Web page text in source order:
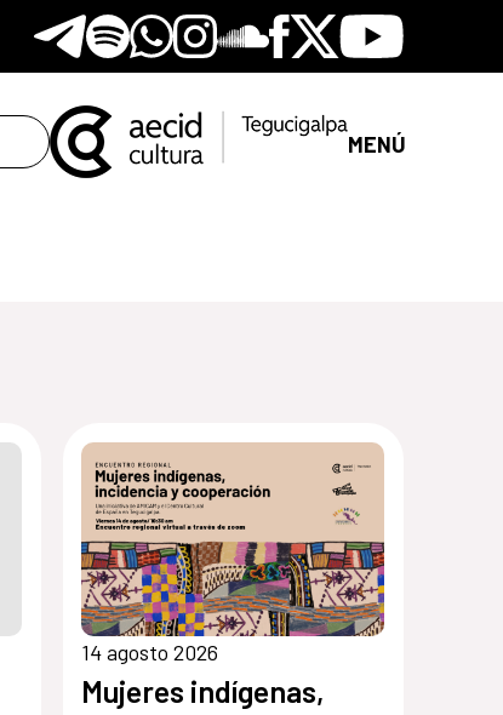
Telegram
SpotifyWhatsapp
Instagram
Soundclore
Facebook
X Youtube
MENÚ
14 agosto 2026
Mujeres indígenas,